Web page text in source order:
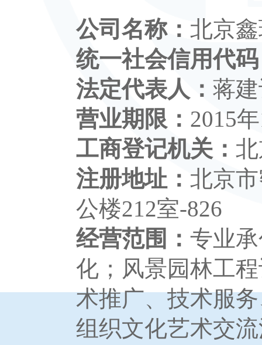
公司名称： 北京
统一社会信用代
法定代表人： 蒋
营业期限： 2015
工商登记机关：
注册地址： 北京
公楼212室-826
经营范围： 专业
化；风景园林工
术推广、技术服
组织文化艺术交